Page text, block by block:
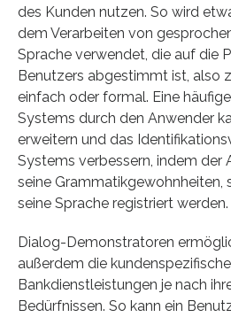
des Kunden nutzen. So wird
dem Verarbeiten von
Sprache verwendet, die auf die
Benutzers abgestimmt ist, also
einfach oder formal. Eine
Systems durch den Anwender
erweitern und das
Systems verbessern, indem der
seine Grammatikgewohnheiten,
seine Sprache registriert werden.
Dialog-Demonstratoren
außerdem die
Bankdienstleistungen je nach
Bedürfnissen. So kann ein